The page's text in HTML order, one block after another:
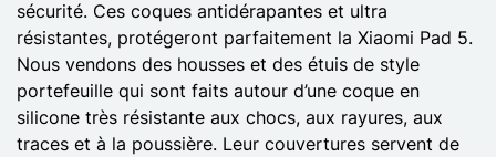
sécurité. Ces coques antidérapantes et ultra
résistantes, protégeront parfaitement la Xiaomi Pad 5.
Nous vendons des housses et des étuis de style
portefeuille qui sont faits autour d’une coque en
silicone très résistante aux chocs, aux rayures, aux
traces et à la poussière. Leur couvertures servent de